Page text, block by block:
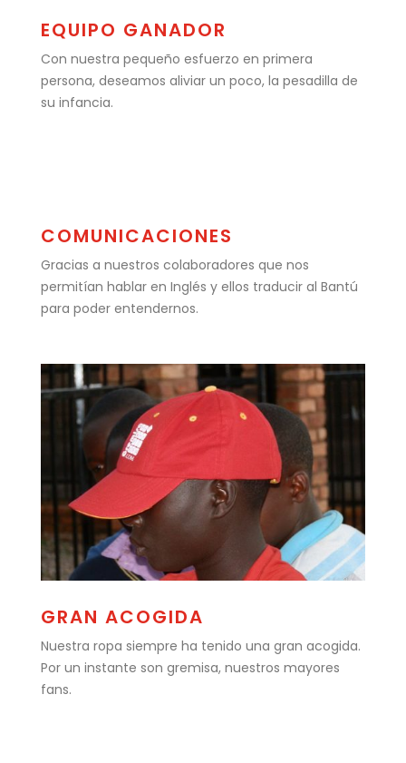
EQUIPO GANADOR
Con nuestra pequeño esfuerzo en primera
persona, deseamos aliviar un poco, la pesadilla de
su infancia.
COMUNICACIONES
Gracias a nuestros colaboradores que nos
permitían hablar en Inglés y ellos traducir al Bantú
para poder entendernos.
GRAN ACOGIDA
Nuestra ropa siempre ha tenido una gran acogida.
Por un instante son gremisa, nuestros mayores
fans.